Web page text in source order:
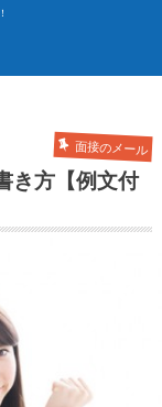
面接のメール
き方【例文付